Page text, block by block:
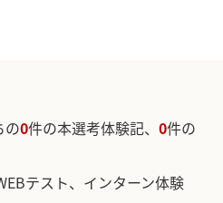
の0件の本選考体験記、 0件の
テスト、インターン体験